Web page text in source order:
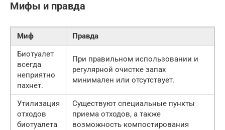
Мифы и правда
Миф
Правда
Биотуалет
всегда
неприятно
пахнет.
При правильном использовании и
регулярной очистке запах
минимален или отсутствует.
Утилизация
отходов
биотуалета
Существуют специальные пункты
приема отходов, а также
возможность компостирования